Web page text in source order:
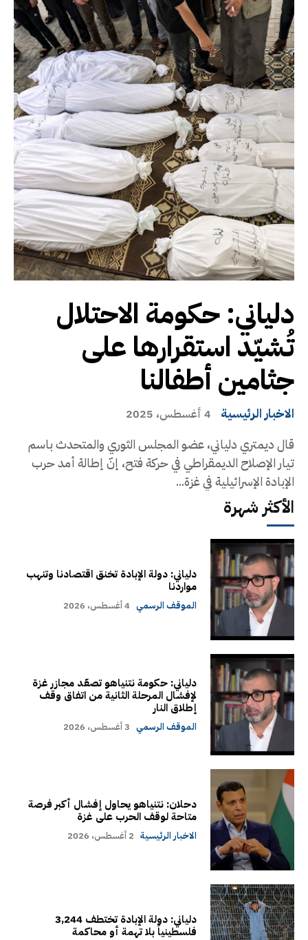
دلياني: حكومة الاحتلال
تُشيّد استقرارها على
جثامين أطفالنا
الاخبار الرئيسية 4 أغسطس، 2025
قال ديمتري دلياني، عضو المجلس الثوري والمتحدث باسم
تيار الإصلاح الديمقراطي في حركة فتح، إنّ إطالة أمد حرب
الإبادة الإسرائيلية في غزة...
الأكثر شهرة
دلياني: دولة الإبادة تخنق اقتصادنا وتنهب
مواردنا
الموقف الرسمي 4 أغسطس، 2026
دلياني: حكومة نتنياهو تصعّد مجازر غزة
لإفشال المرحلة الثانية من اتفاق وقف
إطلاق النار
الموقف الرسمي 3 أغسطس، 2026
دحلان: نتنياهو يحاول إفشال أكبر فرصة
متاحة لوقف الحرب على غزة
الاخبار الرئيسية 2 أغسطس، 2026
دلياني: دولة الإبادة تختطف 3,244
فلسطينياً بلا تهمة أو محاكمة